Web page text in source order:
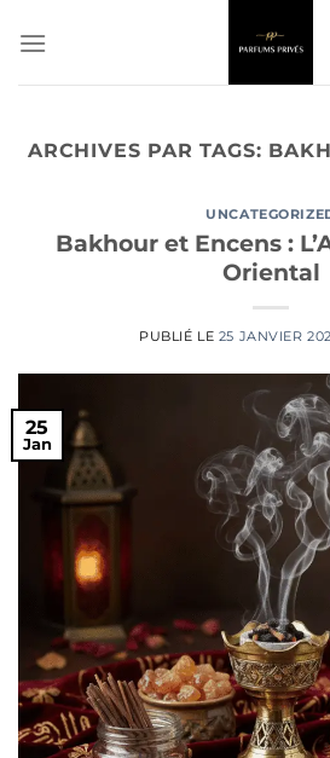
au
ARCHIVES PAR TAGS:
Bakhour et Encens :
Oriental
PUBLIÉ LE 25 JANVIER
25
Jan